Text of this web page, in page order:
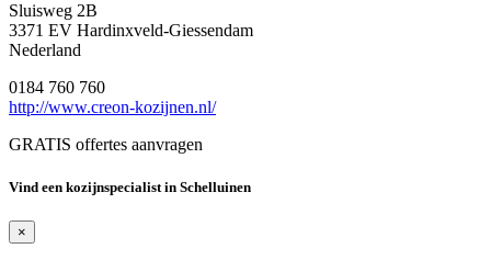
Sluisweg 2B
3371 EV Hardinxveld-Giessendam
Nederland
0184 760 760
http://www.creon-kozijnen.nl/
GRATIS offertes aanvragen
Vind een kozijnspecialist in Schelluinen
×